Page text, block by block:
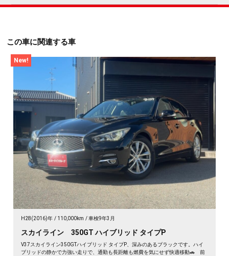
この車に関連する車
New!
H28(2016)年 110,000km 車検9年3月
スカイライン 350GT ハイブリッド タイプP
V37スカイライン350GTハイブリッド タイプP、深みのあるブラックです。ハイ
ブリッドの静かで力強い走りで、通勤も長距離も燃費を気にせず快適移動🚗 前